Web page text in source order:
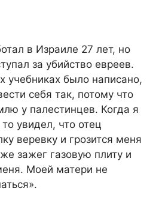
в Израиле 27 лет, но
за убийство евреев.
было написано,
себя так, потому что
у палестинцев. Когда я
увидел, что отец
веревку и грозится меня
зажег газовую плиту и
Моей матери не